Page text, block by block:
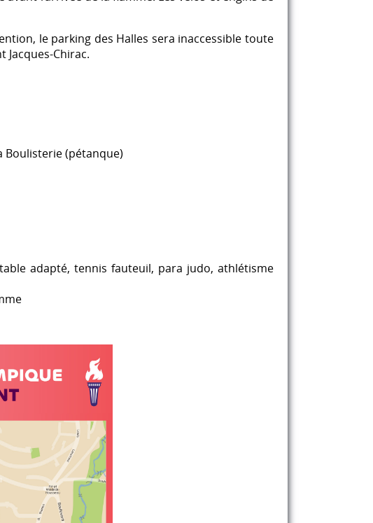
le parking des Halles sera inaccessible toute
Chirac.
Boulisterie (pétanque)
adapté, tennis fauteuil, para judo, athlétisme